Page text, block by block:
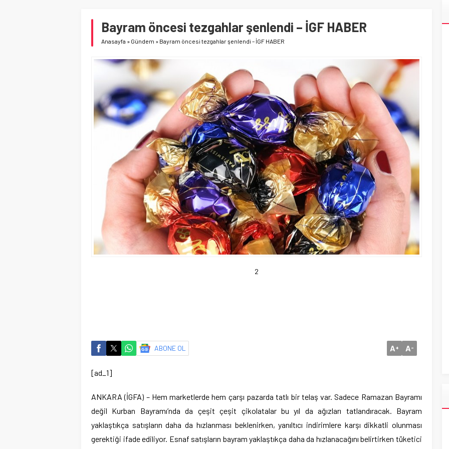
Bayram öncesi tezgahlar şenlendi – İGF HABER
Anasayfa » Gündem » Bayram öncesi tezgahlar şenlendi – İGF HABER
2
ABONE OL A+ A-
[ad_1]
ANKARA (İGFA) – Hem marketlerde hem çarşı pazarda tatlı bir telaş var. Sadece Ramazan Bayramı
değil Kurban Bayramı’nda da çeşit çeşit çikolatalar bu yıl da ağızları tatlandıracak. Bayram
yaklaştıkça satışların daha da hızlanması beklenirken, yanıltıcı indirimlere karşı dikkatli olunması
gerektiği ifade ediliyor. Esnaf satışların bayram yaklaştıkça daha da hızlanacağını belirtirken tüketici